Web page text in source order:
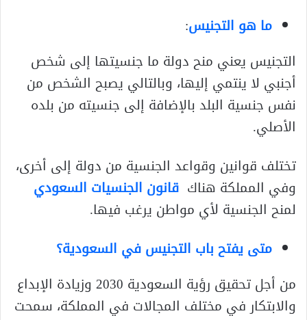
ما هو التجنيس:
التجنيس يعني منح دولة ما جنسيتها إلى شخص
أجنبي لا ينتمي إليها، وبالتالي يصبح الشخص من
نفس جنسية البلد بالإضافة إلى جنسيته من بلده
الأصلي.
تختلف قوانين وقواعد الجنسية من دولة إلى أخرى،
وفي المملكة هناك قانون الجنسيات السعودي
لمنح الجنسية لأي مواطن يرغب فيها.
متى يفتح باب التجنيس في السعودية؟
من أجل تحقيق رؤية السعودية 2030 وزيادة الإبداع
والابتكار في مختلف المجالات في المملكة، سمحت